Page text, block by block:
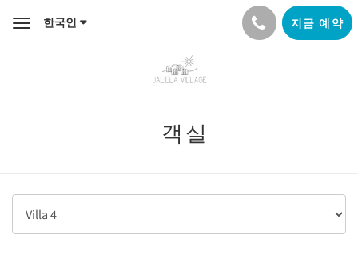
Toggle한국인 지금 예약
객실